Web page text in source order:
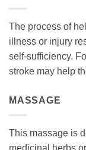
The process of
illness or injury
self-sufficiency.
stroke may help
MASSAGE
This massage is
medicinal herbs